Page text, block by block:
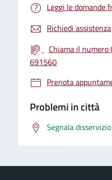
Leggi le domande
Richiedi assistenza
Chiama il
691560
Prenota
Problemi in città
Segnala disservizio